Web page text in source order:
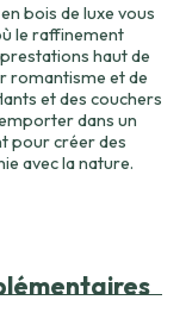
bois de luxe vous
le raffinement
haut de
romantisme et de
et des couchers
dans un
pour créer des
avec la nature.